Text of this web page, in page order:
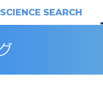
SCIENCE SEARCH